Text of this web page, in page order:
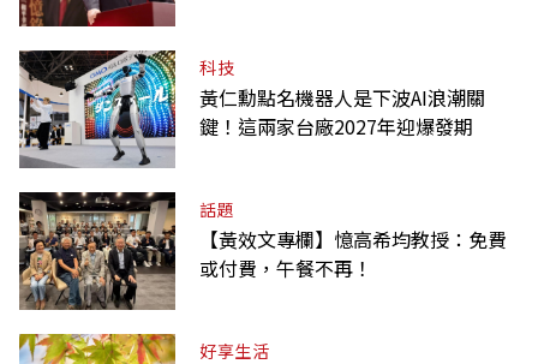
科技
黃仁勳點名機器人是下波AI浪潮關
鍵！這兩家台廠2027年迎爆發期
話題
【黃效文專欄】憶高希均教授：免費
或付費，午餐不再！
好享生活